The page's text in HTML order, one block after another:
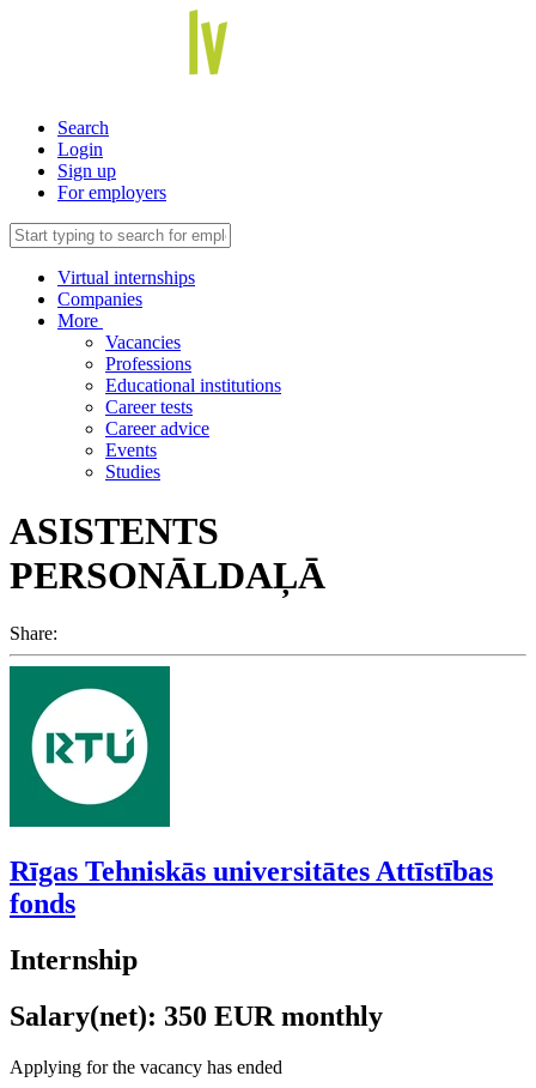
Search
Login
Sign up
For employers
Virtual internships
Companies
More
Vacancies
Professions
Educational institutions
Career tests
Career advice
Events
Studies
ASISTENTS
PERSONĀLDAĻĀ
Share:
Rīgas Tehniskās universitātes Attīstības
fonds
Internship
Salary(net): 350 EUR monthly
Applying for the vacancy has ended